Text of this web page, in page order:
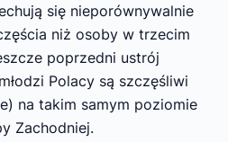
się nieporównywalnie
niż osoby w trzecim
poprzedni ustrój
Polacy są szczęśliwi
na takim samym poziomie
Zachodniej.